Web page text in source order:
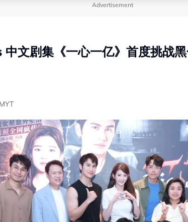
Advertisement
文剧集《一心一亿》首度挑战